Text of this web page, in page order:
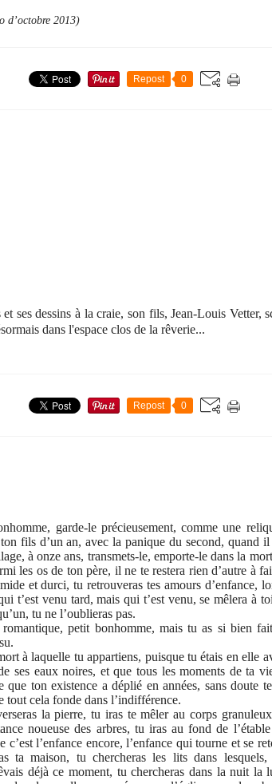
d’octobre 2013)
Repost 0
ses dessins à la craie, son fils, Jean-Louis Vetter,
dans l'espace clos de la rêverie...
Repost 0
garde-le précieusement, comme une
fils d’un an, avec la panique du second, quand il
à onze ans, transmets-le, emporte-le dans la
les os de ton père, il ne te restera rien d’autre à
et durci, tu retrouveras tes amours d’enfance,
t’est venu tard, mais qui t’est venu, se mêlera à
tu ne l’oublieras pas.
romantique, petit bonhomme, mais tu as si bien
à laquelle tu appartiens, puisque tu étais en elle
ses eaux noires, et que tous les moments de ta
que ton existence a déplié en années, sans doute
tout cela fonde dans l’indifférence.
la pierre, tu iras te mêler au corps
noueuse des arbres, tu iras au fond de
l’enfance encore, l’enfance qui tourne et se
ta maison, tu chercheras les lits dans lesquels,
déjà ce moment, tu chercheras dans la nuit la